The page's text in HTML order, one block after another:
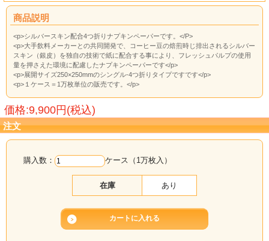
商品説明
<p>シルバースキン配合4つ折りナプキンペーパーです。</P>
<p>大手飲料メーカーとの共同開発で、コーヒー豆の焙煎時じ排出されるシルバー
スキン（銀皮）を独自の技術で紙に配合する事により、フレッシュパルプの使用
量を押さえた環境に配慮したナプキンペーパーです</p>
<p>展開サイズ250×250mmのシングル-4つ折りタイプですです</p>
<p>１ケース＝1万枚単位の販売です。</p>
価格:9,900円(税込)
注文
購入数： ケース（1万枚入）
在庫 あり